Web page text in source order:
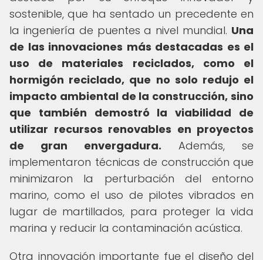
sostenible, que ha sentado un precedente en
la ingeniería de puentes a nivel mundial. Una
de las innovaciones más destacadas es el
uso de materiales reciclados, como el
hormigón reciclado, que no solo redujo el
impacto ambiental de la construcción, sino
que también demostró la viabilidad de
utilizar recursos renovables en proyectos
de gran envergadura. Además, se
implementaron técnicas de construcción que
minimizaron la perturbación del entorno
marino, como el uso de pilotes vibrados en
lugar de martillados, para proteger la vida
marina y reducir la contaminación acústica.
Otra innovación importante fue el diseño del